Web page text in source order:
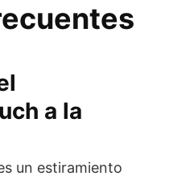
a la
un estiramiento